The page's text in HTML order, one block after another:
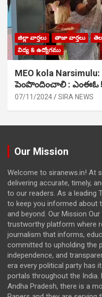
జిల్లా వార్తలు తాజా వార్తలు
విద్య & ఉద్యోగము
MEO kola
పెంపొందించాలి : ఎంఈఓ
07/11/2024 SIRA NEWS
Our Mission
Welcome to siranews.in! At
delivering accurate, timely,
to our readers. As a leading
to keep you informed about
and beyond. Our Mission
trustworthy platform where
journalism that informs,
committed to upholding the
independence, and
era every political party has
portals throughout the India.
Andha Pradesh, there is a